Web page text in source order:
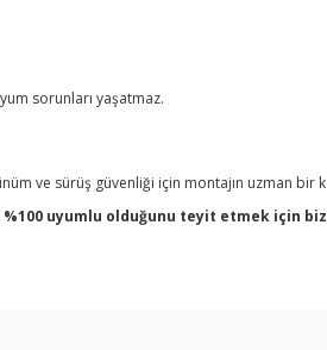
sorunları yaşatmaz.
ve sürüş güvenliği için montajın uzman
%100 uyumlu olduğunu teyit etmek için